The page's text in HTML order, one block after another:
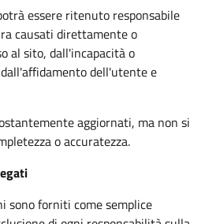
essere ritenuto responsabile
causati direttamente o
al sito, dall'incapacità o
dell'utente e
aggiornati, ma non si
o accuratezza.
sono forniti come semplice